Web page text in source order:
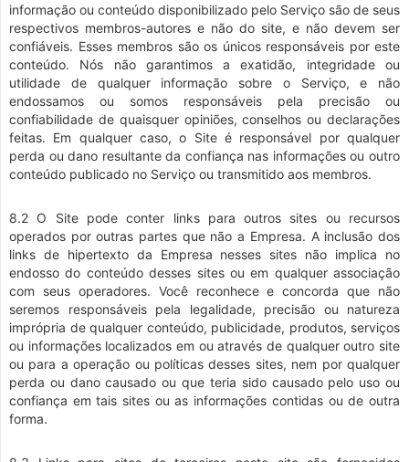
informação ou conteúdo disponibilizado pelo Serviço são de seus
respectivos membros-autores e não do site, e não devem ser
confiáveis. Esses membros são os únicos responsáveis por este
conteúdo. Nós não garantimos a exatidão, integridade ou
utilidade de qualquer informação sobre o Serviço, e não
endossamos ou somos responsáveis pela precisão ou
confiabilidade de quaisquer opiniões, conselhos ou declarações
feitas. Em qualquer caso, o Site é responsável por qualquer
perda ou dano resultante da confiança nas informações ou outro
conteúdo publicado no Serviço ou transmitido aos membros.
8.2 O Site pode conter links para outros sites ou recursos
operados por outras partes que não a Empresa. A inclusão dos
links de hipertexto da Empresa nesses sites não implica no
endosso do conteúdo desses sites ou em qualquer associação
com seus operadores. Você reconhece e concorda que não
seremos responsáveis pela legalidade, precisão ou natureza
imprópria de qualquer conteúdo, publicidade, produtos, serviços
ou informações localizados em ou através de qualquer outro site
ou para a operação ou políticas desses sites, nem por qualquer
perda ou dano causado ou que teria sido causado pelo uso ou
confiança em tais sites ou as informações contidas ou de outra
forma.